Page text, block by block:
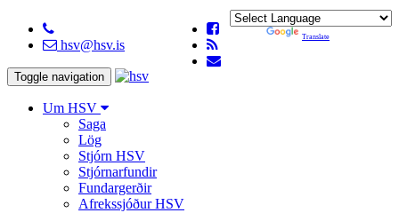
hsv@hsv.is
Translate
Toggle navigation
Um HSV
Saga
Lög
Stjórn HSV
Stjórnarfundir
Fundargerðir
Afrekssjóður HSV